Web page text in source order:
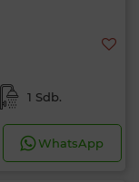
1 Sdb.
WhatsApp